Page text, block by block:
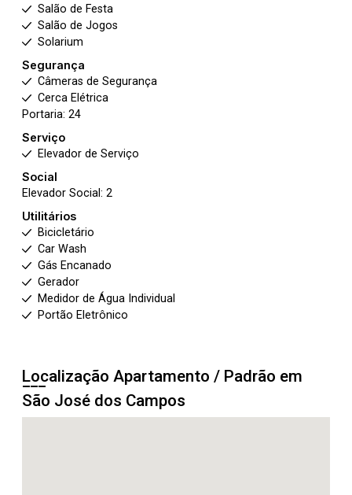
Salão de Festa
Salão de Jogos
Solarium
Segurança
Câmeras de Segurança
Cerca Elétrica
Portaria: 24
Serviço
Elevador de Serviço
Social
Elevador Social: 2
Utilitários
Bicicletário
Car Wash
Gás Encanado
Gerador
Medidor de Água Individual
Portão Eletrônico
Localização Apartamento / Padrão em
São José dos Campos